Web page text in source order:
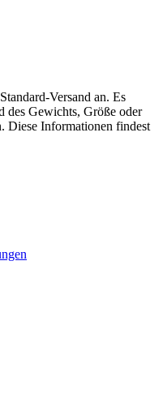
Versand an. Es
des Gewichts, Größe oder
Diese Informationen findest